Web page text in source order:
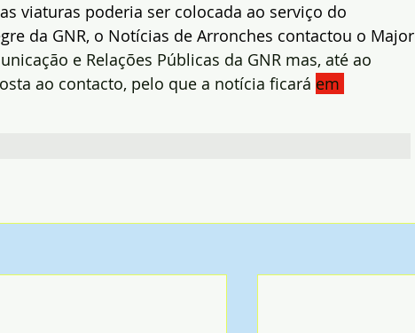
viaturas poderia ser colocada ao serviço do
da GNR, o Notícias de Arronches contactou o Major
e Relações Públicas da GNR mas, até ao
ao contacto, pelo que a notícia ficará em